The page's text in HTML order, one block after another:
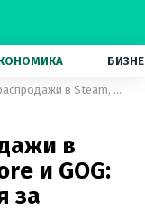
Масштабные распродажи в Steam, Epic Games Store и GOG: лучшие предложения за последнюю неделю
в
и GOG:
за